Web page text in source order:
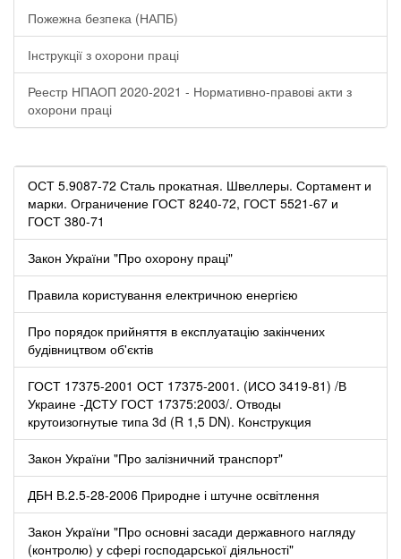
Пожежна безпека (НАПБ)
Інструкції з охорони праці
Реестр НПАОП 2020-2021 - Нормативно-правові акти з
охорони праці
ОСТ 5.9087-72 Сталь прокатная. Швеллеры. Сортамент и
марки. Ограничение ГОСТ 8240-72, ГОСТ 5521-67 и
ГОСТ 380-71
Закон України "Про охорону праці"
Правила користування електричною енергією
Про порядок прийняття в експлуатацію закінчених
будівництвом об'єктів
ГОСТ 17375-2001 ОСТ 17375-2001. (ИСО 3419-81) /В
Украине -ДСТУ ГОСТ 17375:2003/. Отводы
крутоизогнутые типа 3d (R 1,5 DN). Конструкция
Закон України "Про залізничний транспорт"
ДБН В.2.5-28-2006 Природне і штучне освітлення
Закон України "Про основні засади державного нагляду
(контролю) у сфері господарської діяльності"